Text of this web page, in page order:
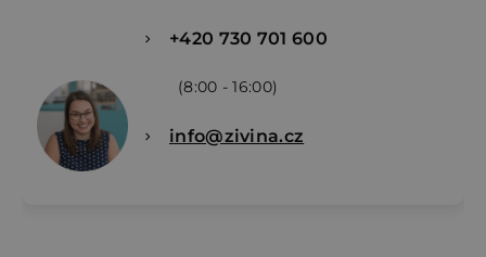
+420 730 701 600
(8:00 - 16:00)
info@zivina.cz